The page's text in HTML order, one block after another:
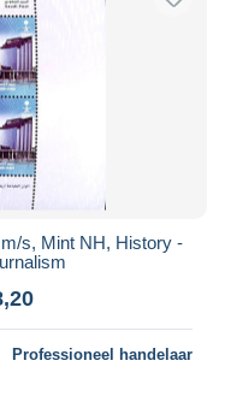
s, Mint NH, History -
Professioneel handelaar